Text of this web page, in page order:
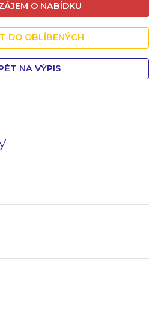
O NABÍDKU
DO OBLÍBENÝCH
NA VÝPIS